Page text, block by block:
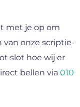
met je op om
onze scriptie-
slot hoe wij er
bellen via 010